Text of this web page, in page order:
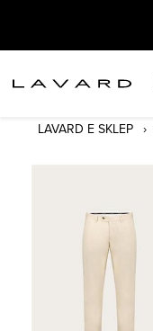
LAVARD E SKLEP